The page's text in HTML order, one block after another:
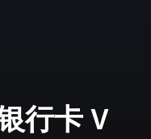
行卡V